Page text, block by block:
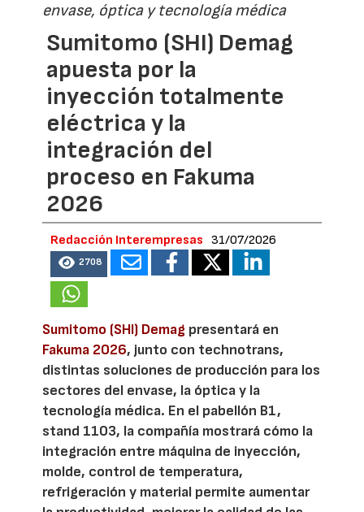
envase, óptica y tecnología médica
Sumitomo (SHI) Demag
apuesta por la
inyección totalmente
eléctrica y la
integración del
proceso en Fakuma
2026
Redacción Interempresas 31/07/2026
2708
Sumitomo (SHI) Demag presentará en
Fakuma 2026, junto con technotrans,
distintas soluciones de producción para los
sectores del envase, la óptica y la
tecnología médica. En el pabellón B1,
stand 1103, la compañía mostrará cómo la
integración entre máquina de inyección,
molde, control de temperatura,
refrigeración y material permite aumentar